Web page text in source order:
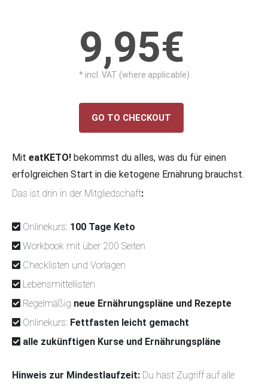
9,95€
* incl. VAT (where applicable)
GO TO CHECKOUT
Mit eatKETO!bekommst du alles, was du für einen
erfolgreichen Start in die ketogene Ernährung brauchst.
Das ist drin in der Mitgliedschaft:
Onlinekurs: 100 Tage Keto
Workbook mit über 200 Seiten
Checklisten und Vorlagen
Lebensmittellisten
Regelmäßig neue Ernährungspläne und Rezepte
Onlinekurs: Fettfasten leicht gemacht
alle zukünftigen Kurse und Ernährungspläne
Hinweis zur Mindestlaufzeit:Du hast Zugriff auf alle